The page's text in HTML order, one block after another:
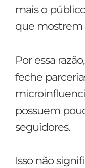
mais o
que mostrem
Por essa
feche
possuem
seguidores.
Isso não